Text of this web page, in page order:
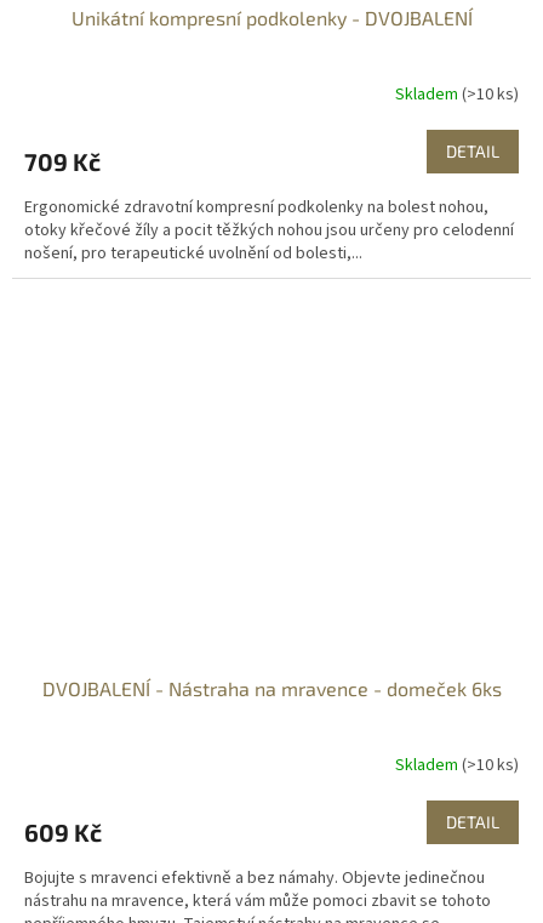
Unikátní kompresní podkolenky - DVOJBALENÍ
Skladem (>10 ks)
709 Kč DETAIL
Ergonomické zdravotní kompresní podkolenky na bolest nohou,
otoky křečové žíly a pocit těžkých nohou jsou určeny pro celodenní
nošení, pro terapeutické uvolnění od bolesti,...
DVOJBALENÍ - Nástraha na mravence - domeček 6ks
Skladem (>10 ks)
609 Kč DETAIL
Bojujte s mravenci efektivně a bez námahy. Objevte jedinečnou
nástrahu na mravence, která vám může pomoci zbavit se tohoto